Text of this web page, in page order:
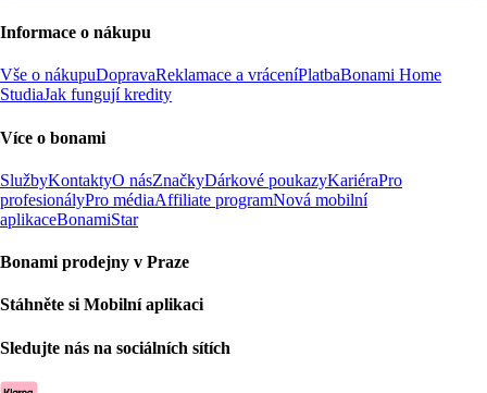
Informace o nákupu
Vše o nákupuDopravaReklamace a vráceníPlatbaBonami Home
StudiaJak fungují kredity
Více o bonami
SlužbyKontaktyO násZnačkyDárkové poukazyKariéraPro
profesionályPro médiaAffiliate programNová mobilní
aplikaceBonamiStar
Bonami prodejny v Praze
Stáhněte si Mobilní aplikaci
Sledujte nás na sociálních sítích